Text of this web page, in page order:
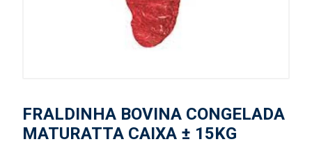
FRALDINHA BOVINA CONGELADA
MATURATTA CAIXA ± 15KG